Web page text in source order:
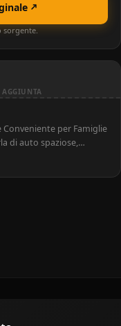
sorgente.
per Famiglie
di auto spaziose,
economica è una